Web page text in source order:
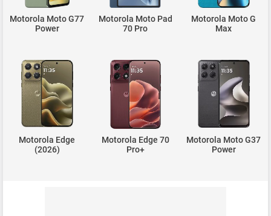
Motorola Moto G77
Power
Motorola Moto Pad
70 Pro
Motorola Moto G
Max
Motorola Edge
(2026)
Motorola Edge 70
Pro+
Motorola Moto G37
Power